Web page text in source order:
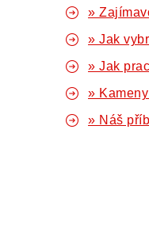
»
» Jak
» Jak
»
» Náš